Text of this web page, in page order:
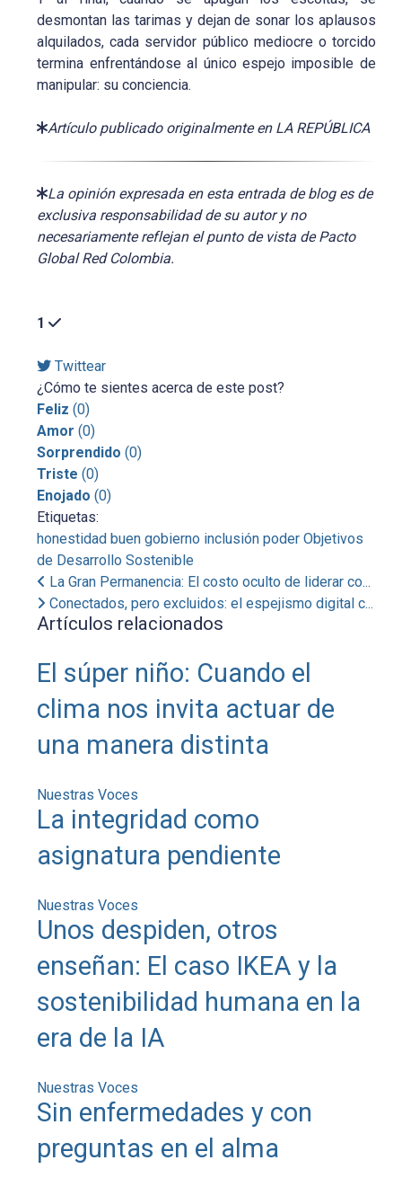
desmontan las tarimas y dejan de sonar los aplausos
alquilados, cada servidor público mediocre o torcido
termina enfrentándose al único espejo imposible de
manipular: su conciencia.
Artículo publicado originalmente en LA REPÚBLICA
La opinión expresada en esta entrada de blog es de
exclusiva responsabilidad de su autor y no
necesariamente reflejan el punto de vista de Pacto
Global Red Colombia.
1
Twittear
¿Cómo te sientes acerca de este post?
Feliz (0)
Amor (0)
Sorprendido (0)
Triste (0)
Enojado (0)
Etiquetas:
honestidad buen gobierno inclusión poder Objetivos
de Desarrollo Sostenible
La Gran Permanencia: El costo oculto de liderar co...
Conectados, pero excluidos: el espejismo digital c...
Artículos relacionados
El súper niño: Cuando el
clima nos invita actuar de
una manera distinta
Nuestras Voces
La integridad como
asignatura pendiente
Nuestras Voces
Unos despiden, otros
enseñan: El caso IKEA y la
sostenibilidad humana en la
era de la IA
Nuestras Voces
Sin enfermedades y con
preguntas en el alma